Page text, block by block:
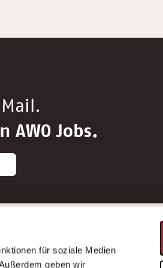
für soziale Medien
geben wir
AWO Jobs.
nach Bundesland
nach Bundesländern